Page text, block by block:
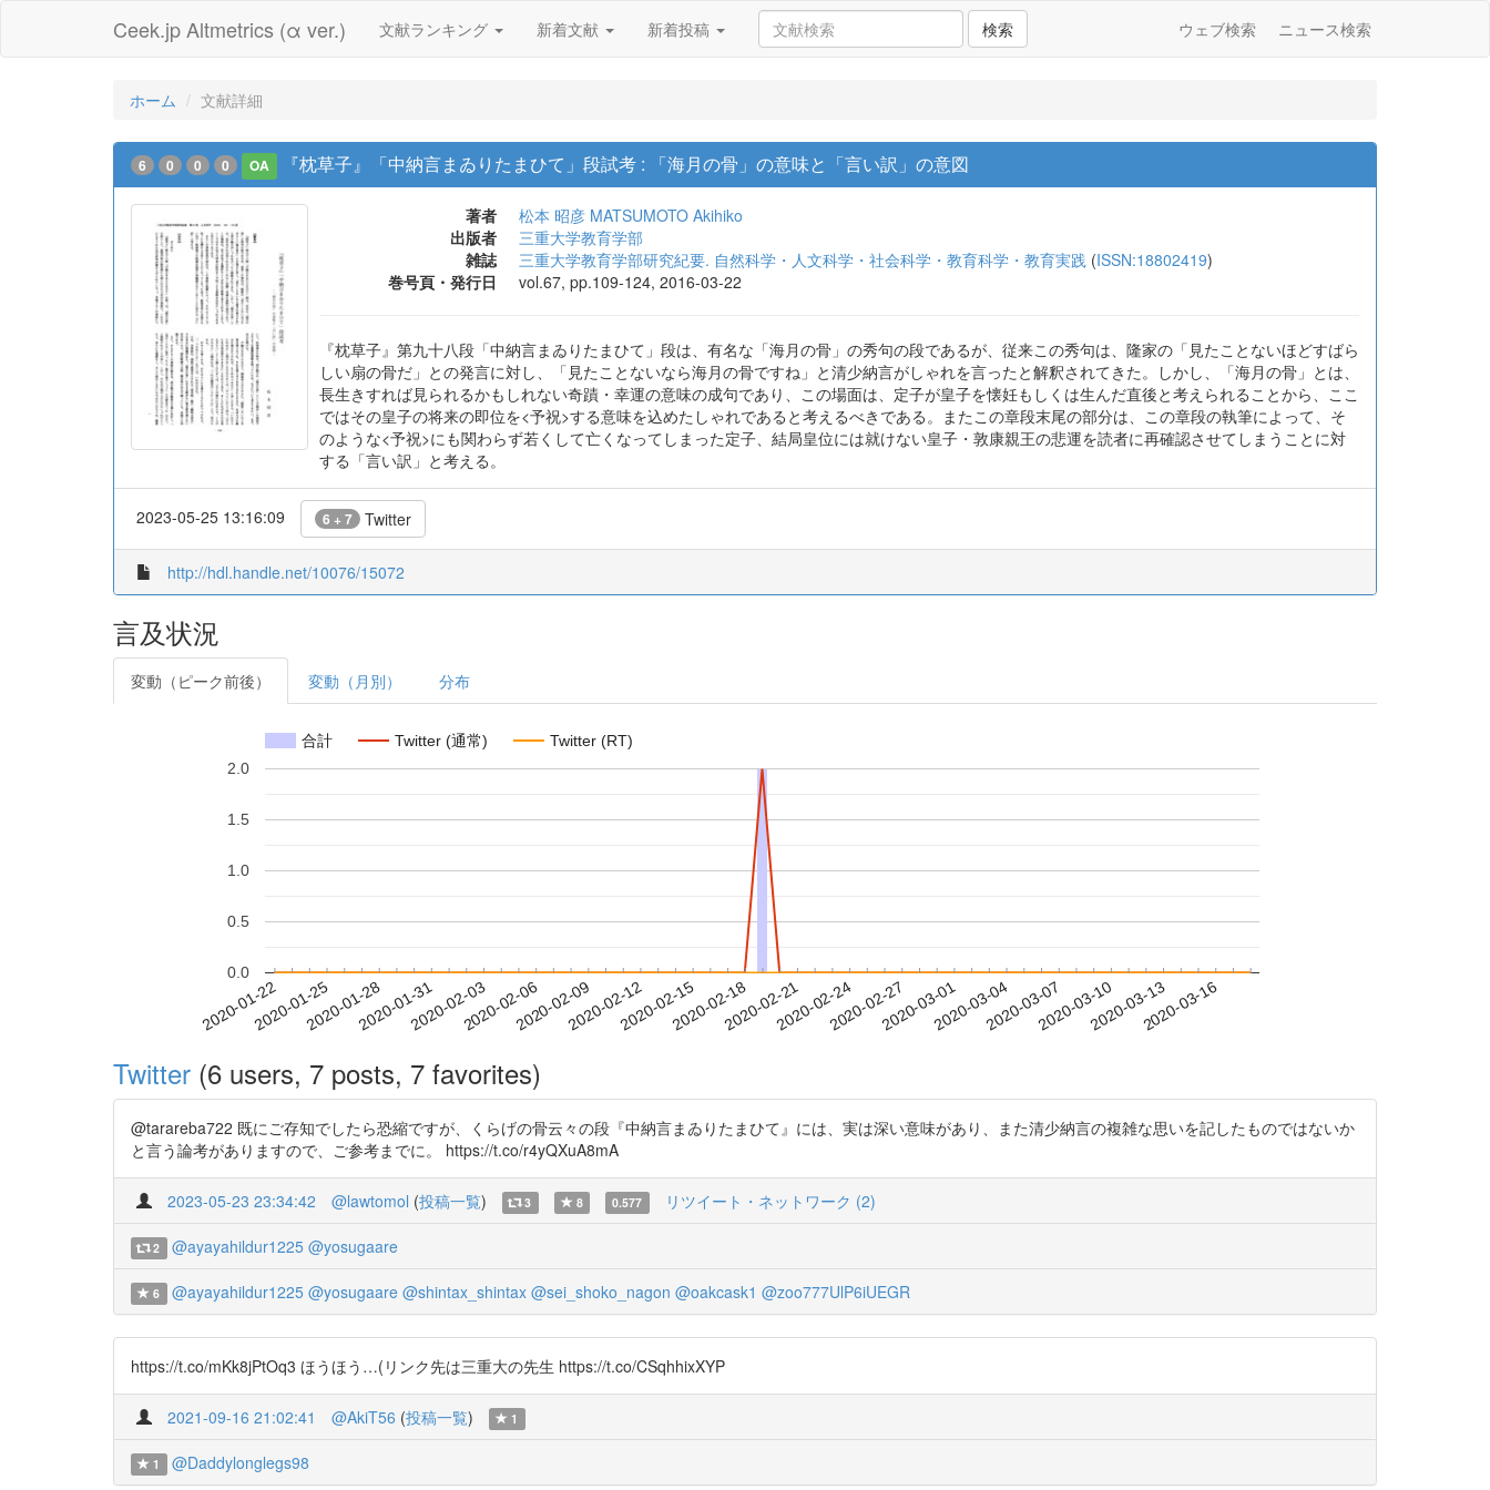
Ceek.jp Altmetrics (α ver.) 文献ランキング 新着文献 新着投稿 検索 ウェブ検索 ニュース検索
ホーム 文献詳細
6 0 0 0 OA 『枕草子』「中納言まゐりたまひて」段試考 : 「海月の骨」の意味と「言い訳」の意図
著者 松本 昭彦 MATSUMOTO Akihiko
出版者
三重大学教育学部
雑誌
三重大学教育学部研究紀要. 自然科学・人文科学・社会科学・教育科学・教育実践 (ISSN:18802419)
巻号頁・発行日
vol.67, pp.109-124, 2016-03-22
『枕草子』第九十八段「中納言まゐりたまひて」段は、有名な「海月の骨」の秀句の段であるが、従来この秀句は、隆家の「見たことないほどすばら
しい扇の骨だ」との発言に対し、「見たことないなら海月の骨ですね」と清少納言がしゃれを言ったと解釈されてきた。しかし、「海月の骨」とは、
長生きすれば見られるかもしれない奇蹟・幸運の意味の成句であり、この場面は、定子が皇子を懐妊もしくは生んだ直後と考えられることから、ここ
ではその皇子の将来の即位を<予祝>する意味を込めたしゃれであると考えるべきである。またこの章段末尾の部分は、この章段の執筆によって、そ
のような<予祝>にも関わらず若くして亡くなってしまった定子、結局皇位には就けない皇子・敦康親王の悲運を読者に再確認させてしまうことに対
する「言い訳」と考える。
2023-05-25 13:16:09 6 + 7 Twitter
http://hdl.handle.net/10076/15072
言及状況
変動（ピーク前後） 変動（月別） 分布
合計 Twitter (通常) Twitter (RT)
2020-01-222020-01-252020-01-282020-01-312020-02-032020-02-062020-02-092020-02-122020-02-152020-02-182020-02-212020-02-242020-02-272020-03-012020-03-042020-03-072020-03-102020-03-132020-03-16
0.0
0.5
1.0
1.5
2.0
Twitter (6 users, 7 posts, 7 favorites)
@tarareba722 既にご存知でしたら恐縮ですが、くらげの骨云々の段『中納言まゐりたまひて』には、実は深い意味があり、また清少納言の複雑な思いを記したものではないか
と言う論考がありますので、ご参考までに。 https://t.co/r4yQXuA8mA
2023-05-23 23:34:42 @lawtomol (投稿一覧) 3 8 0.577 リツイート・ネットワーク (2)
2 @ayayahildur1225 @yosugaare
6 @ayayahildur1225 @yosugaare @shintax_shintax @sei_shoko_nagon @oakcask1 @zoo777UlP6iUEGR
https://t.co/mKk8jPtOq3 ほうほう…(リンク先は三重大の先生 https://t.co/CSqhhixXYP
2021-09-16 21:02:41 @AkiT56 (投稿一覧) 1
1 @Daddylonglegs98